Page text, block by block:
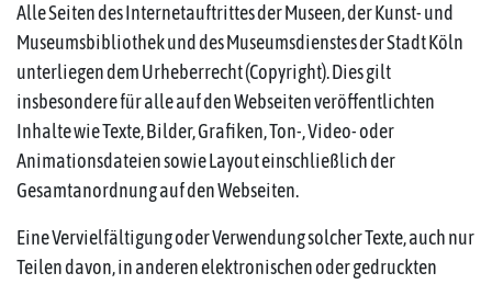
Alle Seiten des Internetauftrittes der Museen, der Kunst- und
Museumsbibliothek und des Museumsdienstes der Stadt Köln
unterliegen dem Urheberrecht (Copyright). Dies gilt
insbesondere für alle auf den Webseiten veröffentlichten
Inhalte wie Texte, Bilder, Grafiken, Ton-, Video- oder
Animationsdateien sowie Layout einschließlich der
Gesamtanordnung auf den Webseiten.
Eine Vervielfältigung oder Verwendung solcher Texte, auch nur
Teilen davon, in anderen elektronischen oder gedruckten